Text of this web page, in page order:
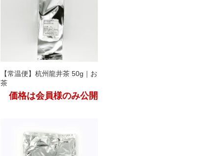
【常温便】杭州龍井茶 50g｜お
茶
価格は会員様のみ公開